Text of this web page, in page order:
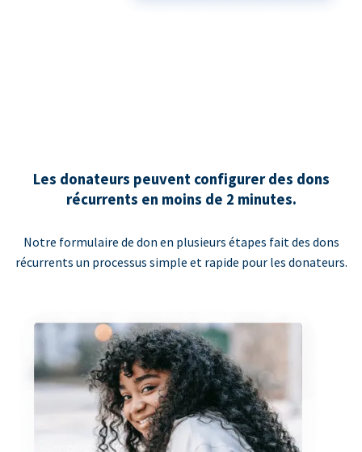
Les donateurs peuvent configurer des dons
récurrents en moins de 2 minutes.
Notre formulaire de don en plusieurs étapes fait des dons
récurrents un processus simple et rapide pour les donateurs.